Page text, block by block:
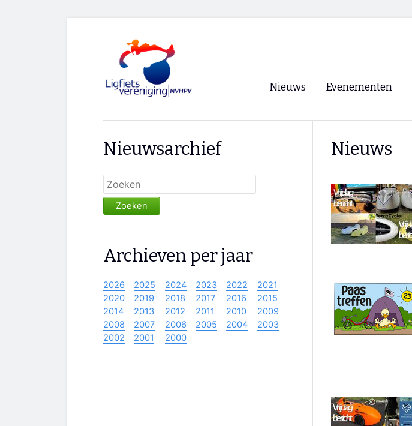
Nieuws Evenementen
Paastreffen
CycleVision
Nieuws
Nieuwsarchief
Zoeken
Archieven per jaar
2026 2025 2024 2023 2022
2021
2020
2019 2018 2017 2016
2015
2014
2013 2012 2011 2010
2009
2008
2007 2006 2005 2004
2003
2002
2001 2000